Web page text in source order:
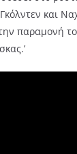
και
παραμονή